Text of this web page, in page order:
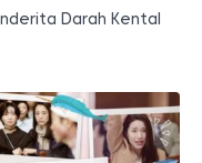
Darah Kental